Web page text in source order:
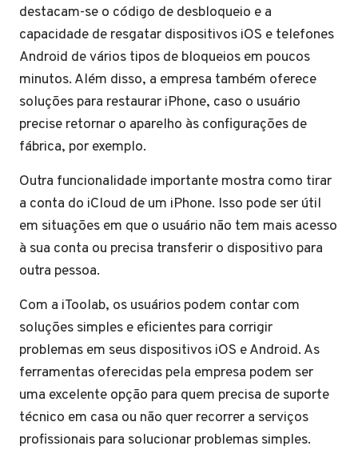
destacam-se o código de desbloqueio e a
capacidade de resgatar dispositivos iOS e telefones
Android de vários tipos de bloqueios em poucos
minutos. Além disso, a empresa também oferece
soluções para restaurar iPhone, caso o usuário
precise retornar o aparelho às configurações de
fábrica, por exemplo.
Outra funcionalidade importante mostra como tirar
a conta do iCloud de um iPhone. Isso pode ser útil
em situações em que o usuário não tem mais acesso
à sua conta ou precisa transferir o dispositivo para
outra pessoa.
Com a iToolab, os usuários podem contar com
soluções simples e eficientes para corrigir
problemas em seus dispositivos iOS e Android. As
ferramentas oferecidas pela empresa podem ser
uma excelente opção para quem precisa de suporte
técnico em casa ou não quer recorrer a serviços
profissionais para solucionar problemas simples.